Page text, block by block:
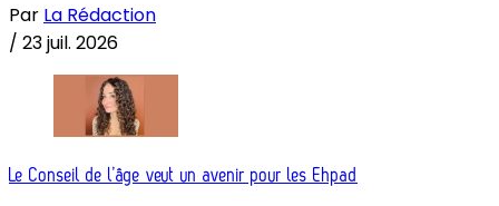
Par La Rédaction
/ 23 juil. 2026
Le Conseil de l’âge veut un avenir pour les Ehpad